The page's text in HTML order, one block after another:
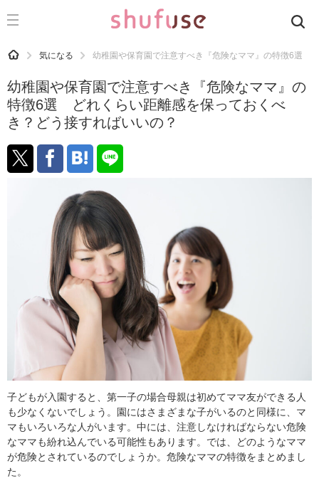
CATEGORY 記事カテゴリ
運気
洗濯
生活の知恵
マナー
食材辞典
おすすめ
HOME 気になる 幼稚園や保育園で注意すべき『危険なママ』の特徴6選
幼稚園や保育園で注意すべき『危険なママ』の
特徴6選 どれくらい距離感を保っておくべ
き？どう接すればいいの？
子どもが入園すると、第一子の場合母親は初めてママ友ができる人
も少なくないでしょう。園にはさまざまな子がいるのと同様に、マ
マもいろいろな人がいます。中には、注意しなければならない危険
なママも紛れ込んでいる可能性もあります。では、どのようなママ
が危険とされているのでしょうか。危険なママの特徴をまとめまし
た。